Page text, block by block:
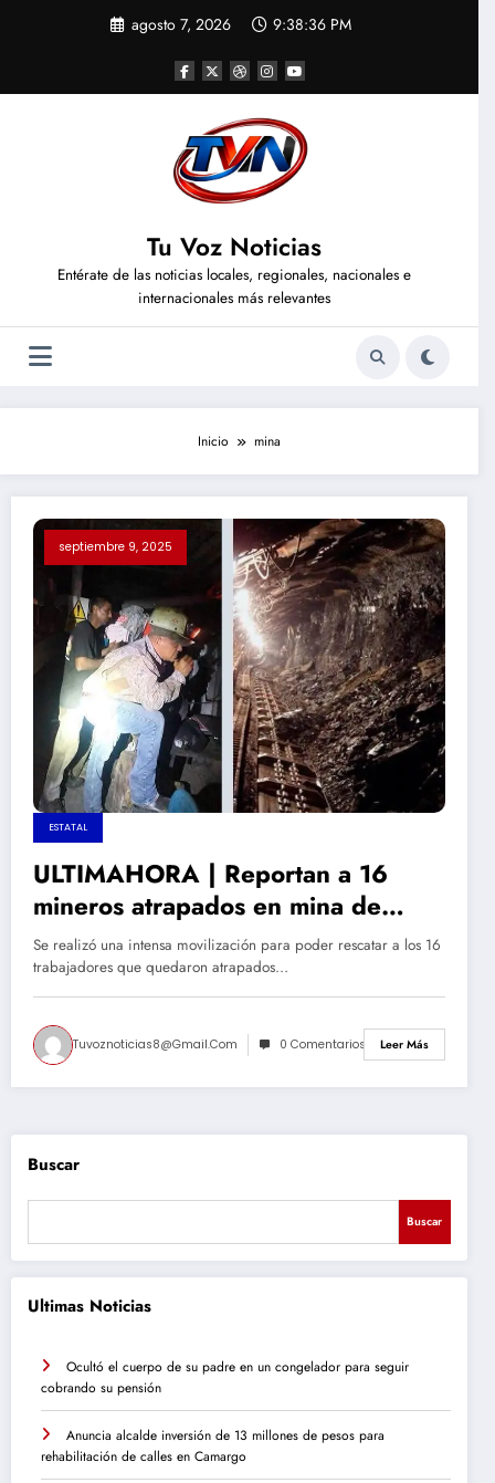
agosto 7, 2026 9:38:36 PM
Tu Voz Noticias
Entérate de las noticias locales, regionales, nacionales e
internacionales más relevantes
Inicio mina
septiembre 9, 2025
ESTATAL
ULTIMAHORA | Reportan a 16
mineros atrapados en mina de
carbón en Sabinas, Coahuila
Se realizó una intensa movilización para poder rescatar a los 16
trabajadores que quedaron atrapados…
Tuvoznoticias8@gmail.com 0 Comentarios Leer Más
Buscar
Buscar
Ultimas Noticias
Ocultó el cuerpo de su padre en un congelador para seguir
cobrando su pensión
Anuncia alcalde inversión de 13 millones de pesos para
rehabilitación de calles en Camargo